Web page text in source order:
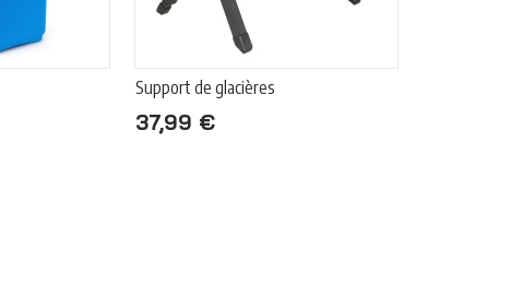
Support de glacières
37,99 €